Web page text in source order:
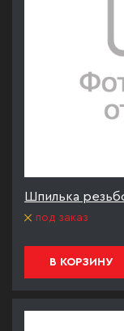
Шпилька
под заказ
В КОРЗИНУ